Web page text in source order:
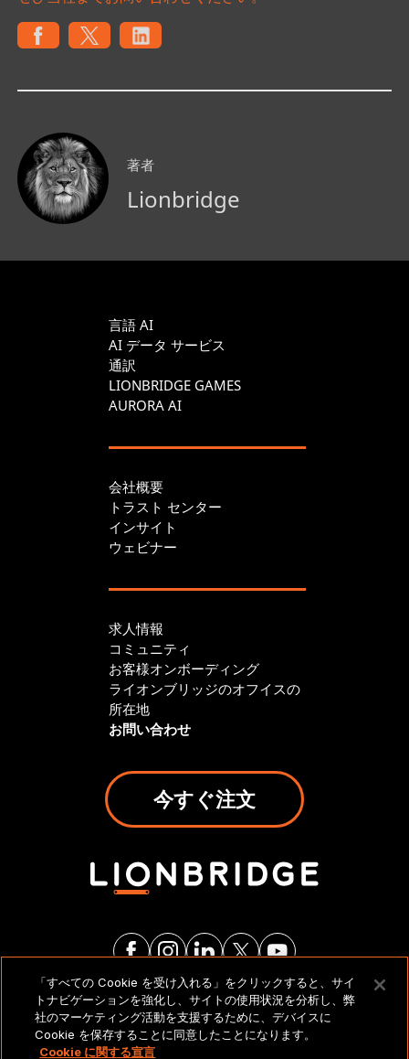
著者
Lionbridge
言語 AI
AI データ サービス
通訳
LIONBRIDGE GAMES
AURORA AI
会社概要
トラスト センター
インサイト
ウェビナー
求人情報
コミュニティ
お客様オンボーディング
ライオンブリッジのオフイスの
所在地
お問い合わせ
今すぐ注文
法的通知とポリシー
Copyright 2026 Lionbridge Technologies、LLC. All
「すべての Cookie を受け入れる」をクリックすると、サイ
トナビゲーションを強化し、サイトの使用状況を分析し、弊
社のマーケティング活動を支援するために、デバイスに
Cookie を保存することに同意したことになります。
Cookie に関する宣言